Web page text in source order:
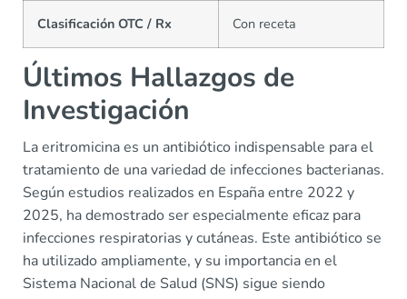
Clasificación OTC / Rx Con receta
Últimos Hallazgos de
Investigación
La eritromicina es un antibiótico indispensable para el
tratamiento de una variedad de infecciones bacterianas.
Según estudios realizados en España entre 2022 y
2025, ha demostrado ser especialmente eficaz para
infecciones respiratorias y cutáneas. Este antibiótico se
ha utilizado ampliamente, y su importancia en el
Sistema Nacional de Salud (SNS) sigue siendo